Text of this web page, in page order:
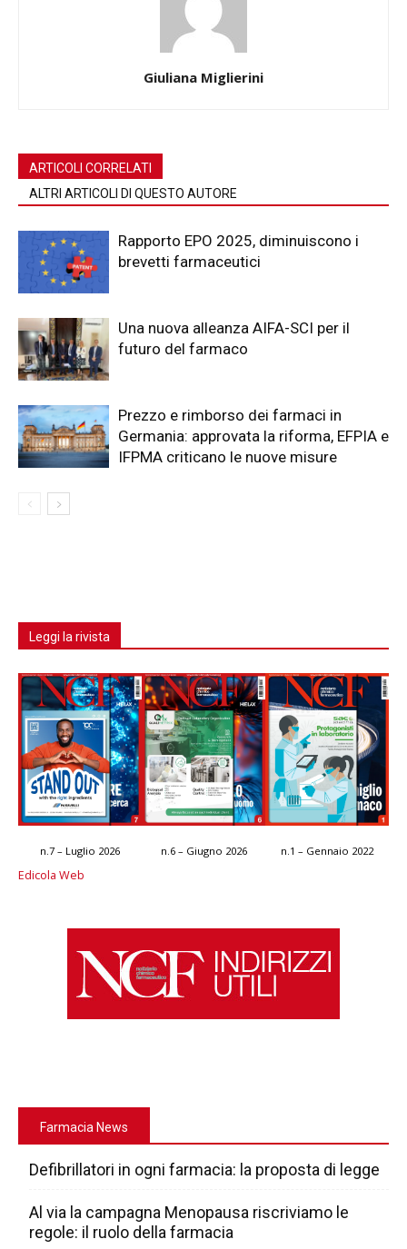
Giuliana Miglierini
ARTICOLI CORRELATI
ALTRI ARTICOLI DI QUESTO AUTORE
Rapporto EPO 2025, diminuiscono i
brevetti farmaceutici
Una nuova alleanza AIFA-SCI per il
futuro del farmaco
Prezzo e rimborso dei farmaci in
Germania: approvata la riforma, EFPIA e
IFPMA criticano le nuove misure
Leggi la rivista
n.7 – Luglio 2026 n.6 – Giugno 2026 n.1 – Gennaio 2022
Edicola Web
Farmacia News
Defibrillatori in ogni farmacia: la proposta di legge
Al via la campagna Menopausa riscriviamo le
regole: il ruolo della farmacia